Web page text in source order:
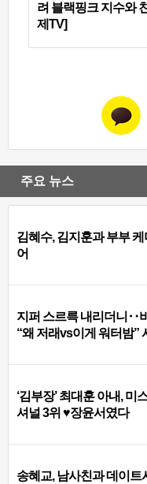
려 블랙핑크 지수와
제TV]
주요 뉴스
김혜수, 김지훈과 부부 케
어
지퍼 스르륵 내리더니‥
“왜 저래vs이게 워터밤”
‘김부장’ 최대훈 아내, 미
셔널 3위 ♥장윤서였다
송혜교, 남사친과 데이트